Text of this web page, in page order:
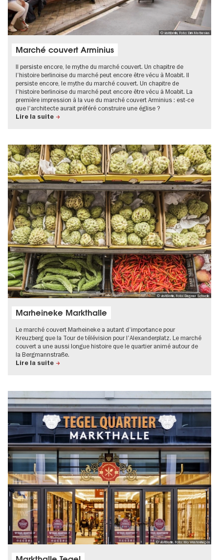
© visitBerlin, Foto: Dirk Mathesius
Marché couvert Arminius
Il persiste encore, le mythe du marché couvert. Un chapitre de
l'histoire berlinoise du marché peut encore être vécu à Moabit. Il
persiste encore, le mythe du marché couvert. Un chapitre de
l'histoire berlinoise du marché peut encore être vécu à Moabit. La
première impression à la vue du marché couvert Arminius : est-ce
que l'architecte aurait préféré construire une église ?
Lire la suite
© visitBerlin, Foto: Dagmar Schwelle
Marheineke Markthalle
Le marché couvert Marheineke a autant d'importance pour
Kreuzberg que la Tour de télévision pour l'Alexanderplatz. Le marché
couvert a une aussi longue histoire que le quartier animé autour de
la Bergmannstraße.
Lire la suite
© visitBerlin, Foto: Mo Wüstenhagen